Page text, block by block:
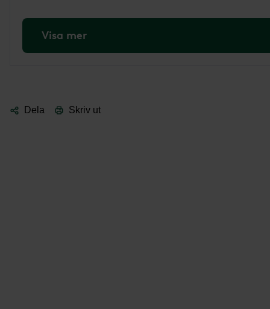
Visa mer
Dela Skriv ut